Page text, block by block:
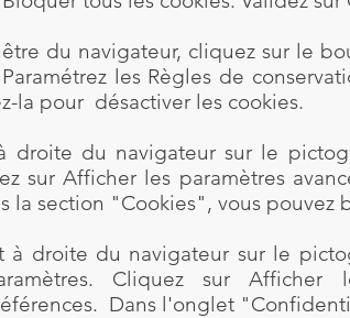
du navigateur, cliquez sur le
Paramétrez les Règles de
la pour désactiver les cookies.
droite du navigateur sur le
sur Afficher les paramètres
la section "Cookies", vous pouvez
à droite du navigateur sur le
Cliquez sur
Dans l'onglet